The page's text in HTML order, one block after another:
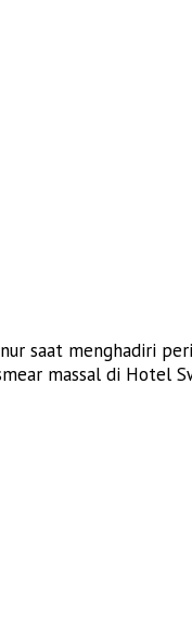
saat menghadiri
massal di Hotel